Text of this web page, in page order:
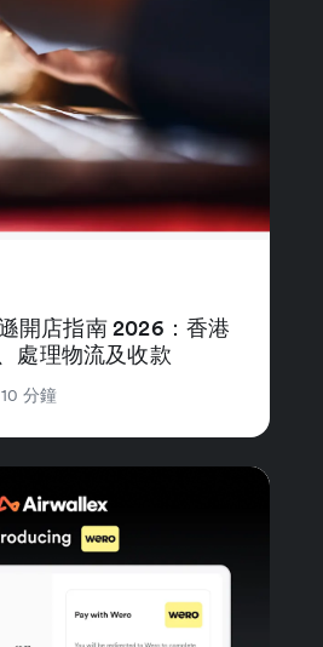
開店指南 2026：香港
處理物流及收款
10 分鐘